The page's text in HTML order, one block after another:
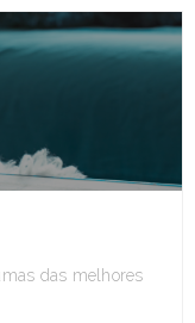
das melhores